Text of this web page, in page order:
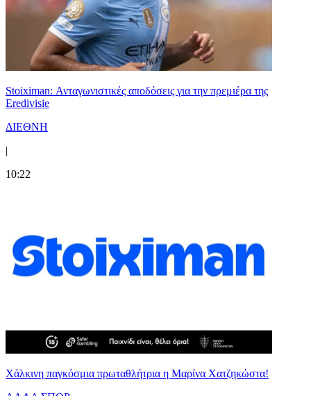
Stoiximan: Ανταγωνιστικές αποδόσεις για την πρεμιέρα της
Eredivisie
ΔΙΕΘΝΗ
|
10:22
Χάλκινη παγκόσμια πρωταθλήτρια η Μαρίνα Χατζηκώστα!